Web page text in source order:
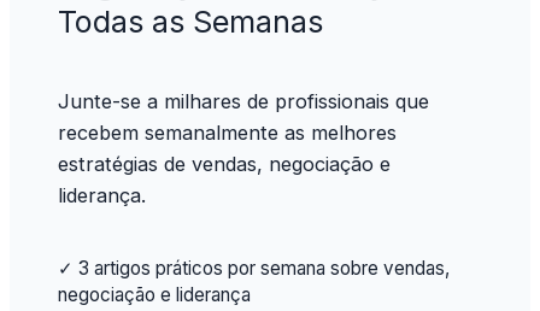
Todas as Semanas
Junte-se a milhares de profissionais que
recebem semanalmente as melhores
estratégias de vendas, negociação e
liderança.
✓ 3 artigos práticos por semana sobre vendas,
negociação e liderança